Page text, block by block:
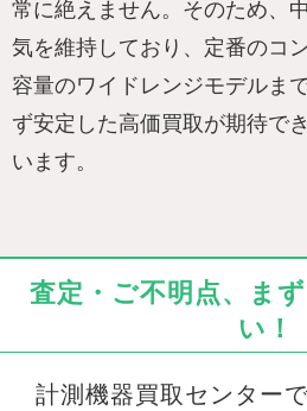
常に絶えません。そのため、
気を維持しており、定番のコ
容量のワイドレンジモデルま
ず安定した高価買取が期待で
います。
査定・ご不明点、ま
い！
計測機器買取センター